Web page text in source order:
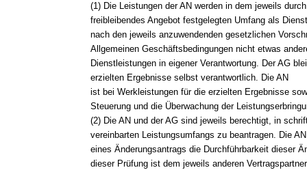
(1) Die Leistungen der AN werden in dem jeweils
freibleibendes Angebot festgelegten Umfang als
nach den jeweils anzuwendenden gesetzlichen
Allgemeinen Geschäftsbedingungen nicht etwas
Dienstleistungen in eigener Verantwortung. Der AG
erzielten Ergebnisse selbst verantwortlich. Die AN
ist bei Werkleistungen für die erzielten Ergebnisse
Steuerung und die Überwachung der
(2) Die AN und der AG sind jeweils berechtigt, in
vereinbarten Leistungsumfangs zu beantragen. Die
eines Änderungsantrags die Durchführbarkeit dieser
dieser Prüfung ist dem jeweils anderen